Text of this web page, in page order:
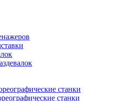
станки
станки